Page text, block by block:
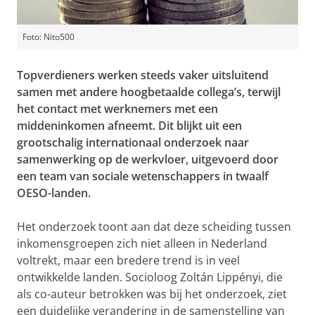
Foto: Nito500
Topverdieners werken steeds vaker uitsluitend
samen met andere hoogbetaalde collega’s, terwijl
het contact met werknemers met een
middeninkomen afneemt. Dit blijkt uit een
grootschalig internationaal onderzoek naar
samenwerking op de werkvloer, uitgevoerd door
een team van sociale wetenschappers in twaalf
OESO-landen.
Het onderzoek toont aan dat deze scheiding tussen
inkomensgroepen zich niet alleen in Nederland
voltrekt, maar een bredere trend is in veel
ontwikkelde landen. Socioloog Zoltán Lippényi, die
als co-auteur betrokken was bij het onderzoek, ziet
een duidelijke verandering in de samenstelling van